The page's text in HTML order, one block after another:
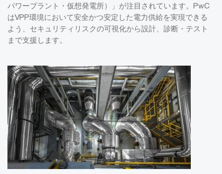
パワープラント・仮想発電所）」が注目されています。PwC
はVPP環境において安全かつ安定した電力供給を実現できる
よう、セキュリティリスクの可視化から設計、診断・テスト
まで支援します。